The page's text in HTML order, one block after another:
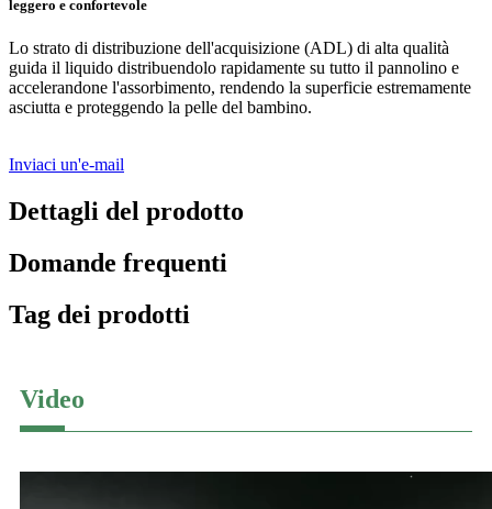
leggero e confortevole
Lo strato di distribuzione dell'acquisizione (ADL) di alta qualità
guida il liquido distribuendolo rapidamente su tutto il pannolino e
accelerandone l'assorbimento, rendendo la superficie estremamente
asciutta e proteggendo la pelle del bambino.
Inviaci un'e-mail
Dettagli del prodotto
Domande frequenti
Tag dei prodotti
Video